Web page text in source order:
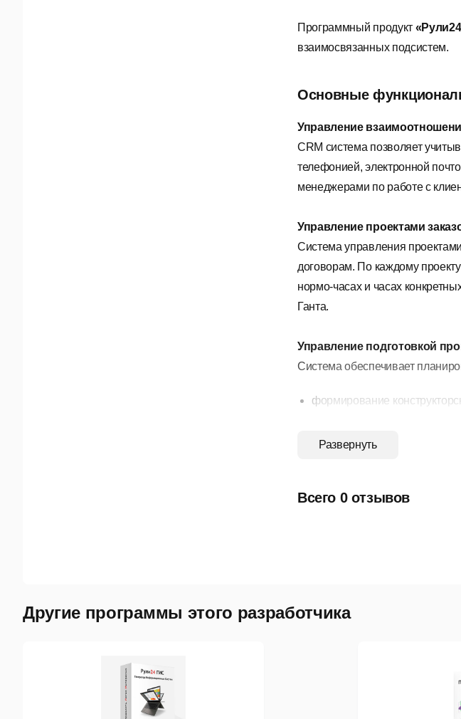
Программный продукт
взаимосвязанных подсистем.
Основные
Управление
CRM система позволяет
телефонией, электронной
менеджерами по работе с
Управление проектами
Система управления
договорам. По каждому
нормо-часах и часах
Ганта.
Управление подготовкой
Система обеспечивает
формирование
контроль обеспечения
Развернуть
Всего 0 отзывов
Другие программы этого разработчика